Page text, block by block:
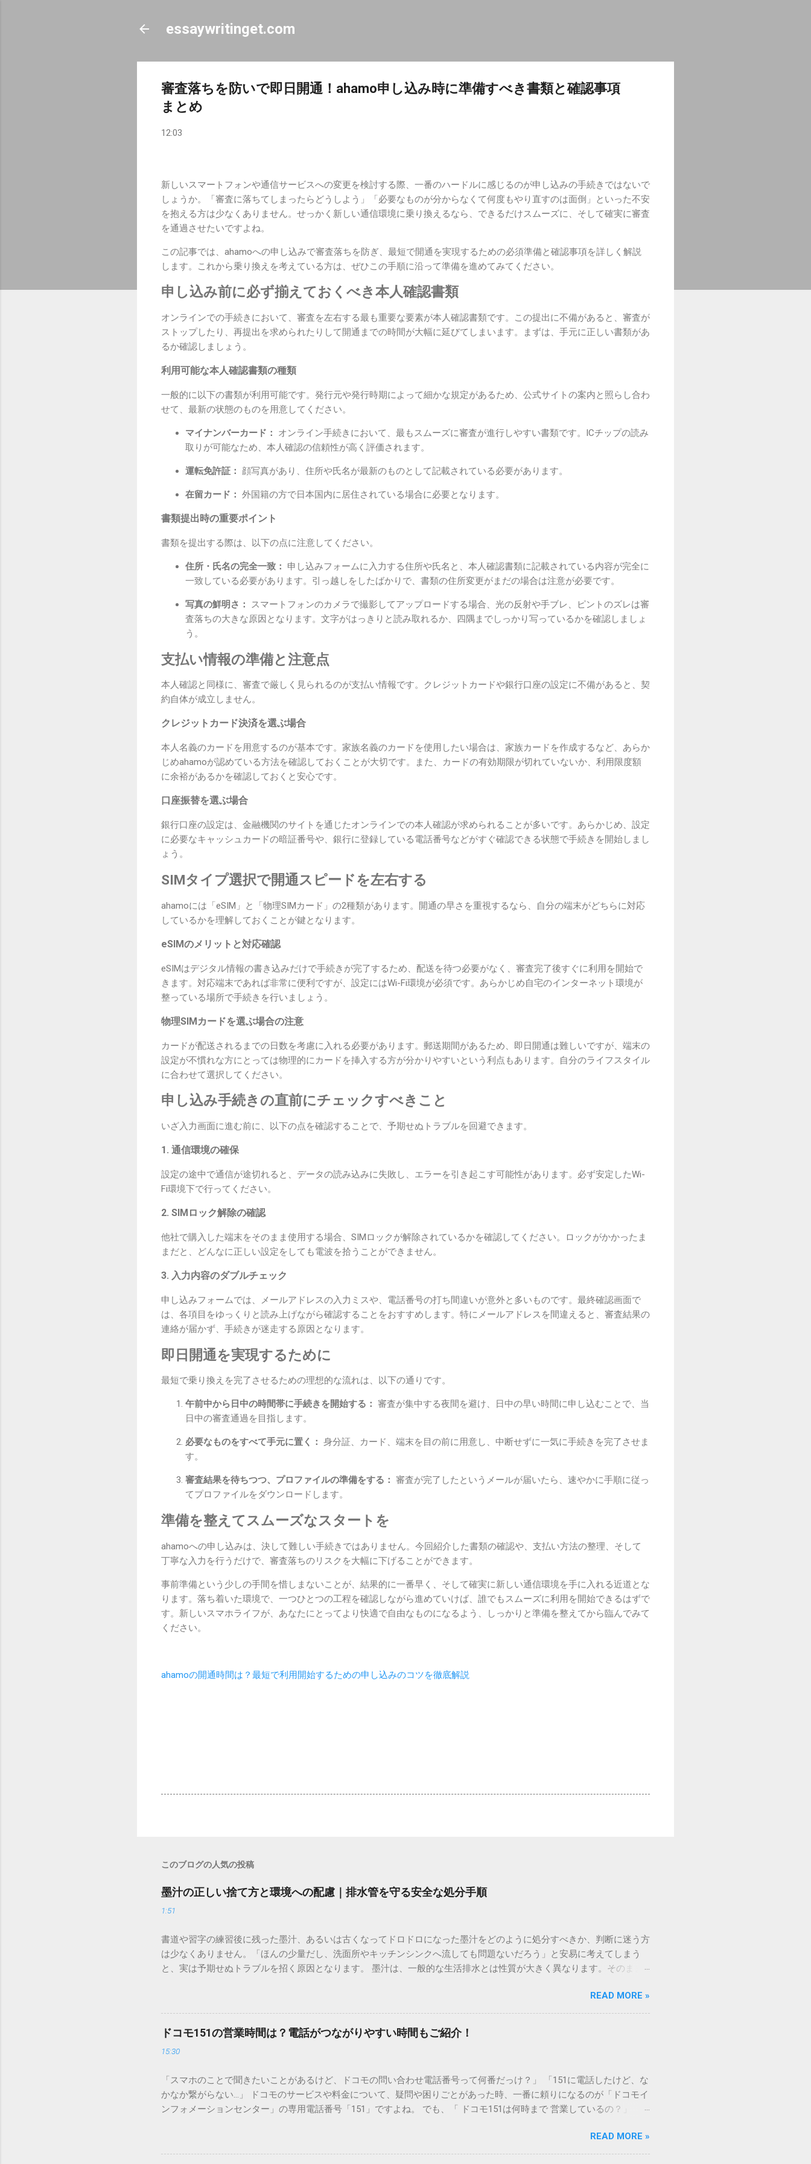
essaywritinget.com
審査落ちを防いで即日開通！ahamo申し込み時に準備すべき書類と確認事項
まとめ
12:03
新しいスマートフォンや通信サービスへの変更を検討する際、一番のハードルに感じるのが申し込みの手続きではないで
しょうか。「審査に落ちてしまったらどうしよう」「必要なものが分からなくて何度もやり直すのは面倒」といった不安
を抱える方は少なくありません。せっかく新しい通信環境に乗り換えるなら、できるだけスムーズに、そして確実に審査
を通過させたいですよね。
この記事では、ahamoへの申し込みで審査落ちを防ぎ、最短で開通を実現するための必須準備と確認事項を詳しく解説
します。これから乗り換えを考えている方は、ぜひこの手順に沿って準備を進めてみてください。
申し込み前に必ず揃えておくべき本人確認書類
オンラインでの手続きにおいて、審査を左右する最も重要な要素が本人確認書類です。この提出に不備があると、審査が
ストップしたり、再提出を求められたりして開通までの時間が大幅に延びてしまいます。まずは、手元に正しい書類があ
るか確認しましょう。
利用可能な本人確認書類の種類
一般的に以下の書類が利用可能です。発行元や発行時期によって細かな規定があるため、公式サイトの案内と照らし合わ
せて、最新の状態のものを用意してください。
マイナンバーカード：
オンライン手続きにおいて、最もスムーズに審査が進行しやすい書類です。ICチップの読み
取りが可能なため、本人確認の信頼性が高く評価されます。
運転免許証： 顔写真があり、住所や氏名が最新のものとして記載されている必要があります。
在留カード： 外国籍の方で日本国内に居住されている場合に必要となります。
書類提出時の重要ポイント
書類を提出する際は、以下の点に注意してください。
住所・氏名の完全一致：
申し込みフォームに入力する住所や氏名と、本人確認書類に記載されている内容が完全に
一致している必要があります。引っ越しをしたばかりで、書類の住所変更がまだの場合は注意が必要です。
写真の鮮明さ：
スマートフォンのカメラで撮影してアップロードする場合、光の反射や手ブレ、ピントのズレは審
査落ちの大きな原因となります。文字がはっきりと読み取れるか、四隅までしっかり写っているかを確認しましょ
う。
支払い情報の準備と注意点
本人確認と同様に、審査で厳しく見られるのが支払い情報です。クレジットカードや銀行口座の設定に不備があると、契
約自体が成立しません。
クレジットカード決済を選ぶ場合
本人名義のカードを用意するのが基本です。家族名義のカードを使用したい場合は、家族カードを作成するなど、あらか
じめahamoが認めている方法を確認しておくことが大切です。また、カードの有効期限が切れていないか、利用限度額
に余裕があるかを確認しておくと安心です。
口座振替を選ぶ場合
銀行口座の設定は、金融機関のサイトを通じたオンラインでの本人確認が求められることが多いです。あらかじめ、設定
に必要なキャッシュカードの暗証番号や、銀行に登録している電話番号などがすぐ確認できる状態で手続きを開始しまし
ょう。
SIMタイプ選択で開通スピードを左右する
ahamoには「eSIM」と「物理SIMカード」の2種類があります。開通の早さを重視するなら、自分の端末がどちらに対応
しているかを理解しておくことが鍵となります。
eSIMのメリットと対応確認
eSIMはデジタル情報の書き込みだけで手続きが完了するため、配送を待つ必要がなく、審査完了後すぐに利用を開始で
きます。対応端末であれば非常に便利ですが、設定にはWi-Fi環境が必須です。あらかじめ自宅のインターネット環境が
整っている場所で手続きを行いましょう。
物理SIMカードを選ぶ場合の注意
カードが配送されるまでの日数を考慮に入れる必要があります。郵送期間があるため、即日開通は難しいですが、端末の
設定が不慣れな方にとっては物理的にカードを挿入する方が分かりやすいという利点もあります。自分のライフスタイル
に合わせて選択してください。
申し込み手続きの直前にチェックすべきこと
いざ入力画面に進む前に、以下の点を確認することで、予期せぬトラブルを回避できます。
1. 通信環境の確保
設定の途中で通信が途切れると、データの読み込みに失敗し、エラーを引き起こす可能性があります。必ず安定したWi-
Fi環境下で行ってください。
2. SIMロック解除の確認
他社で購入した端末をそのまま使用する場合、SIMロックが解除されているかを確認してください。ロックがかかったま
まだと、どんなに正しい設定をしても電波を拾うことができません。
3. 入力内容のダブルチェック
申し込みフォームでは、メールアドレスの入力ミスや、電話番号の打ち間違いが意外と多いものです。最終確認画面で
は、各項目をゆっくりと読み上げながら確認することをおすすめします。特にメールアドレスを間違えると、審査結果の
連絡が届かず、手続きが迷走する原因となります。
即日開通を実現するために
最短で乗り換えを完了させるための理想的な流れは、以下の通りです。
午前中から日中の時間帯に手続きを開始する： 審査が集中する夜間を避け、日中の早い時間に申し込むことで、当
日中の審査通過を目指します。
必要なものをすべて手元に置く： 身分証、カード、端末を目の前に用意し、中断せずに一気に手続きを完了させま
す。
審査結果を待ちつつ、プロファイルの準備をする： 審査が完了したというメールが届いたら、速やかに手順に従っ
てプロファイルをダウンロードします。
準備を整えてスムーズなスタートを
ahamoへの申し込みは、決して難しい手続きではありません。今回紹介した書類の確認や、支払い方法の整理、そして
丁寧な入力を行うだけで、審査落ちのリスクを大幅に下げることができます。
事前準備という少しの手間を惜しまないことが、結果的に一番早く、そして確実に新しい通信環境を手に入れる近道とな
ります。落ち着いた環境で、一つひとつの工程を確認しながら進めていけば、誰でもスムーズに利用を開始できるはずで
す。新しいスマホライフが、あなたにとってより快適で自由なものになるよう、しっかりと準備を整えてから臨んでみて
ください。
ahamoの開通時間は？最短で利用開始するための申し込みのコツを徹底解説
このブログの人気の投稿
墨汁の正しい捨て方と環境への配慮｜排水管を守る安全な処分手順
1:51
書道や習字の練習後に残った墨汁、あるいは古くなってドロドロになった墨汁をどのように処分すべきか、判断に迷う方
は少なくありません。「ほんの少量だし、洗面所やキッチンシンクへ流しても問題ないだろう」と安易に考えてしまう
と、実は予期せぬトラブルを招く原因となります。 墨汁は、一般的な生活排水とは性質が大きく異なります。そのまま
は、墨汁を安全かつ環境に優しい方法で処分するための手順と、容器を適切に分別する方法を徹底解説します。 墨汁を
「排水口に流してはいけない」3つの理由 墨汁の主成分は「煤（すす）」と「膠（にかわ）」、そして水です。これらは
非常に微細かつ独特の粘性を持っているため、下水処理や配管維持の観点から以下の問題が発生します。 1. 環境への深
刻な負荷 墨汁に含まれる煤の粒子は極めて微細です。現代の排水処理施設であっても、これらの微粒子を完全に分解・
除去することは容易ではありません。大量に流し続けると河川や海まで到達し、水質の濁りや生態系へ悪影響を及ぼすリ
質があります。排水管内で墨汁が冷えて付着すると、管の通り道を狭め、深刻な詰まりを引き起こします。特に築年数が
経過した住宅では配管トラブルが起きやすく、修理費用が高額になるケースも珍しくありません。 3. 頑固なシミと汚れ
の沈着 陶器やホーロー製のシンクに墨汁が付着すると、細かい粒子が素材の隙間に入り込み、取れない黒ずみとなりま
原因となります。 環境を守る！家庭でできる正しい墨汁の捨て方 家庭で墨汁を処分する際は、「液体として流さない」
ことが絶対ルールです。以下のいずれかの方法で「固形物」として処分してください。 手順1：新聞紙や古布に吸わせて
READ MORE »
ドコモ151の営業時間は？電話がつながりやすい時間もご紹介！
15:30
「スマホのことで聞きたいことがあるけど、ドコモの問い合わせ電話番号って何番だっけ？」 「151に電話したけど、な
かなか繋がらない…」 ドコモのサービスや料金について、疑問や困りごとがあった時、一番に頼りになるのが「ドコモイ
ンフォメーションセンター」の専用電話番号「151」ですよね。 でも、「 ドコモ151は何時まで 営業しているの？」「
では、ドコモ151の営業時間や、電話が繋がりやすい時間帯、さらには電話がつながらない時の対処法をわかりやすく解
説します。 1. ドコモ151の営業時間は午前9時～午後8時 結論から言うと、ドコモのインフォメーションセンター「151」
READ MORE »